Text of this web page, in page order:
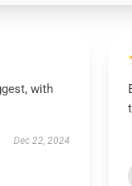
with
Dec 22, 2024